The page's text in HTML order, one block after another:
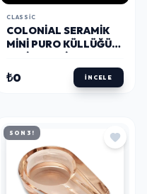
CLASSIC
COLONIAL SERAMIK
MINI PURO KÜLLÜĞÜ
₺0 İNCELE
SON 3!